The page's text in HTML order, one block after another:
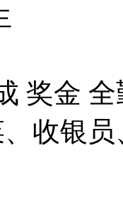
奖金 全
收银